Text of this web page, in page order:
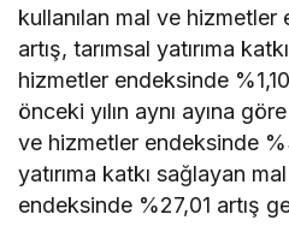
kullanılan mal ve hizmetler
artış, tarımsal yatırıma
hizmetler endeksinde
önceki yılın aynı ayına
ve hizmetler endeksinde
yatırıma katkı sağlayan
endeksinde %27,01 artış